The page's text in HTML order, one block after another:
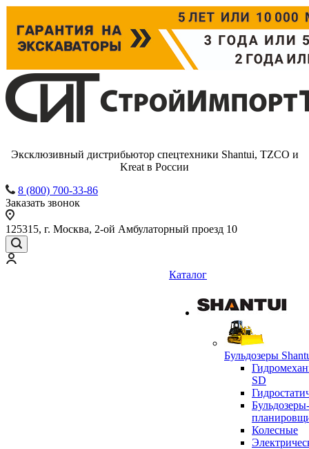
Эксклюзивный дистрибьютор спецтехники Shantui, TZCO и
Kreat в России
8 (800) 700-33-86
Заказать звонок
125315, г. Москва, 2-ой Амбулаторный проезд 10
Каталог
Бульдозеры
SD
Бульдозеры-
Колесные